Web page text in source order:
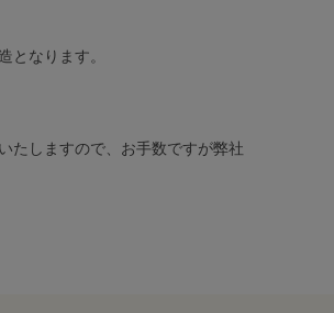
となります。
たしますので、お手数ですが弊社